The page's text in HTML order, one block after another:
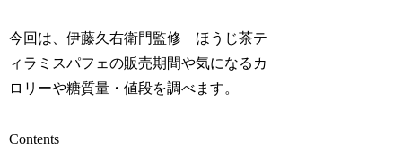
今回は、伊藤久右衛門監修 ほうじ茶テ
ィラミスパフェの販売期間や気になるカ
ロリーや糖質量・値段を調べます。
Contents